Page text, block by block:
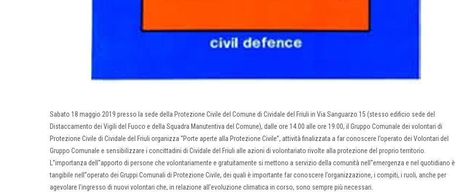
Sabato 18 maggio 2019 presso la sede della Protezione Civile del Comune di Cividale del Friuli in Via Sanguarzo 15 (stesso edificio sede del
Distaccamento dei Vigili del Fuoco e della Squadra Manutentiva del Comune), dalle ore 14.00 alle ore 19.00, il Gruppo Comunale dei volontari di
Protezione Civile di Cividale del Friuli organizza “Porte aperte alla Protezione Civile”, attività finalizzata a far conoscere l’operato dei Volontari del
Gruppo Comunale e sensibilizzare i concittadini di Cividale del Friuli alle azioni di volontariato rivolte alla protezione del proprio territorio.
L''importanza dell''apporto di persone che volontariamente e gratuitamente si mettono a servizio della comunità nell''emergenza e nel quotidiano è
tangibile nell''operato dei Gruppi Comunali di Protezione Civile, dei quali è importante far conoscere l’organizzazione, i compiti, i ruoli, anche per
agevolare l’ingresso di nuovi volontari che, in relazione all’evoluzione climatica in corso, sono sempre più necessari.